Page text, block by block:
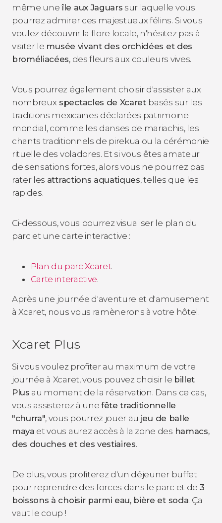
même uneîle aux Jaguars sur laquelle vous
pourrez admirer ces majestueux félins. Si vous
voulez découvrir la flore locale, n'hésitez pas à
visiter le musée vivant des orchidées et des
broméliacées, des fleurs aux couleurs vives.
Vous pourrez également choisir d'assister aux
nombreux spectacles de Xcaret basés sur les
traditions mexicaines déclarées patrimoine
mondial, comme les danses de mariachis, les
chants traditionnels de pirekua ou la cérémonie
rituelle des voladores. Et si vous êtes amateur
de sensations fortes, alors vous ne pourrez pas
rater les attractions aquatiques, telles que les
rapides.
Ci-dessous, vous pourrez visualiser le plan du
parc et une carte interactive :
Plan du parc Xcaret.
Carte interactive.
Après une journée d'aventure et d'amusement
à Xcaret, nous vous ramènerons à votre hôtel.
Xcaret Plus
Si vous voulez profiter au maximum de votre
journée à Xcaret, vous pouvez choisir le billet
Plus au moment de la réservation. Dans ce cas,
vous assisterez à une fête traditionnelle
"churra", vous pourrez jouer au jeu de balle
maya et vous aurez accès à la zone des hamacs,
des douches et des vestiaires.
De plus, vous profiterez d'un déjeuner buffet
pour reprendre des forces dans le parc et de 3
boissons à choisir parmi eau, bière et soda. Ça
vaut le coup !